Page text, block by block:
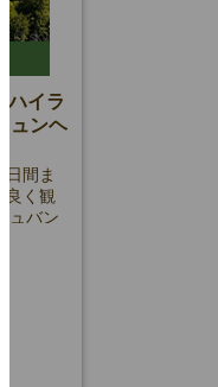
ハイラ
ュンヘ
間ま
良く観
ュバン